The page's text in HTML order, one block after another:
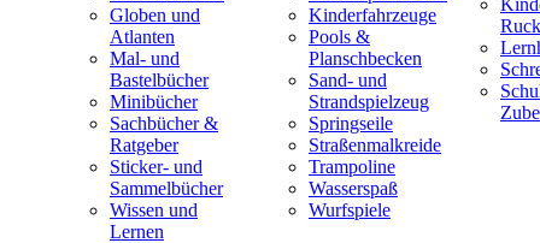
Globen und
Atlanten
Mal- und
Bastelbücher
Minibücher
Sachbücher &
Ratgeber
Sticker- und
Sammelbücher
Wissen und
Lernen
Kinderfahrzeuge
Pools &
Planschbecken
Sand- und
Strandspielzeug
Springseile
Straßenmalkreide
Trampoline
Wasserspaß
Wurfspiele